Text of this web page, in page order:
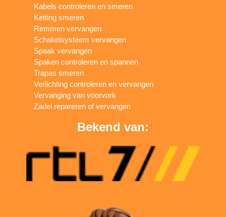
Kabels controleren en smeren
Ketting smeren
Remmen vervangen
Schakelsysteem vervangen
Spaak vervangen
Spaken controleren en spannen
Trapas smeren
Verlichting controleren en vervangen
Vervanging van voorvork
Zadel repareren of vervangen
Bekend van: